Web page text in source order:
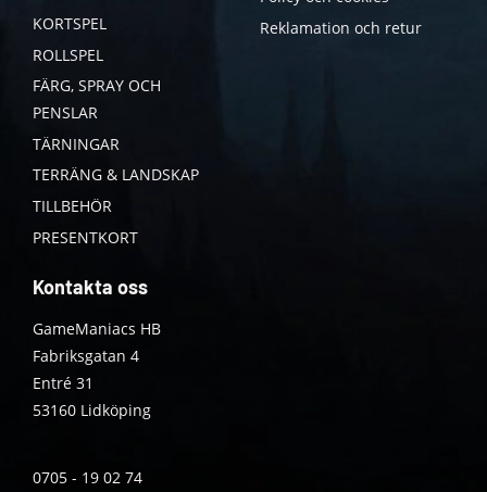
KORTSPEL
ROLLSPEL
FÄRG, SPRAY OCH
PENSLAR
TÄRNINGAR
TERRÄNG & LANDSKAP
TILLBEHÖR
PRESENTKORT
Reklamation och retur
Kontakta oss
GameManiacs HB
Fabriksgatan 4
Entré 31
53160 Lidköping
0705 - 19 02 74